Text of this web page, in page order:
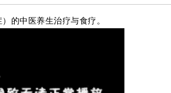
的中医养生治疗与食疗。